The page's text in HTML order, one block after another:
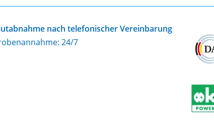
nach telefonischer Vereinbarung
24/7